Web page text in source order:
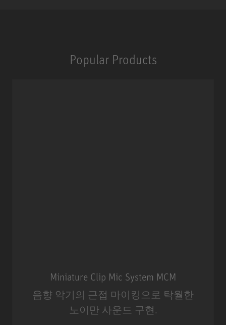
Popular Products
Miniature Clip Mic System MCM
음향 악기의 근접 마이킹으로 탁월한
노이만 사운드 구현.